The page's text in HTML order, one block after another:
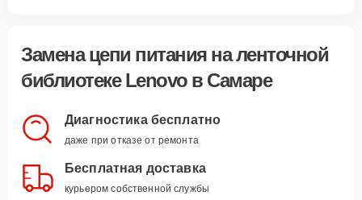
Замена цепи питанияна ленточной
библиотеке Lenovo в Самаре
Диагностика бесплатно
даже при отказе от ремонта
Бесплатная доставка
курьером собственной службы